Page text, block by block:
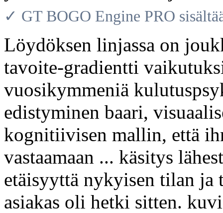
✓ GT BOGO Engine PRO
Löydöksen linjassa on
tavoite-gradientti
vuosikymmeniä
edistyminen baari,
kognitiivisen mallin, että
vastaamaan ... käsitys
etäisyyttä nykyisen tilan ja
asiakas oli hetki sitten.